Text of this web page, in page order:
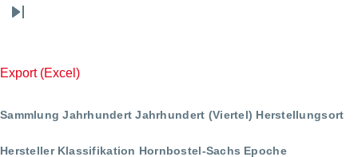
Seite
Letzte
Export (Excel)
Sammlung Jahrhundert Jahrhundert (Viertel) Herstellungsort
Hersteller Klassifikation Hornbostel-Sachs Epoche